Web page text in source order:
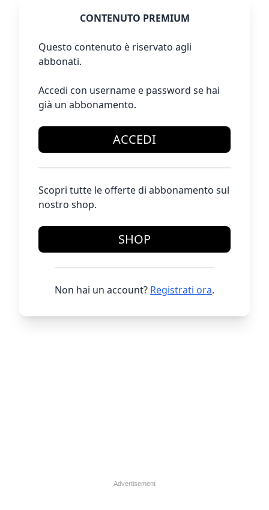
CONTENUTO PREMIUM
Questo contenuto è riservato agli
abbonati.
Accedi con username e password se hai
già un abbonamento.
ACCEDI
Scopri tutte le offerte di abbonamento sul
nostro shop.
SHOP
Non hai un account? Registrati ora.